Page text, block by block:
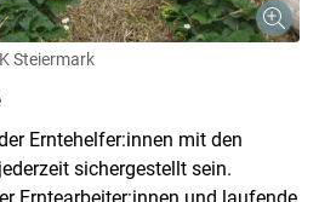
Steiermark
Erntehelfer:innen mit den
sichergestellt sein.
Erntearbeiter:innen und laufende